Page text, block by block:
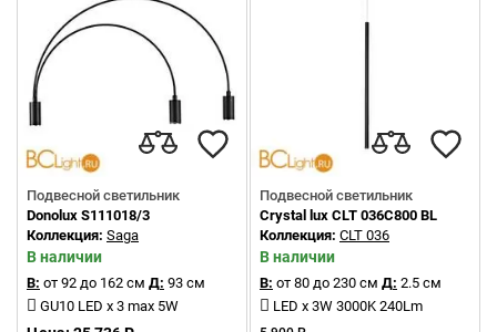
Подвесной светильник
Donolux S111018/3
Коллекция: Saga
В наличии
В: от 92 до 162 см Д: 93 см
GU10 LED x 3 max 5W
Подвесной светильник
Crystal lux CLT 036C800 BL
Коллекция: CLT 036
В наличии
В: от 80 до 230 см Д: 2.5 см
LED x 3W 3000K 240Lm